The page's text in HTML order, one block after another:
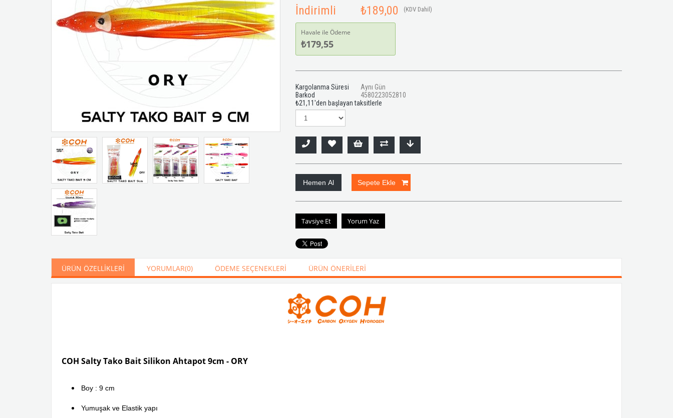
İndirimli ₺189,00 (KDV Dahil)
Havale ile Ödeme
₺179,55
Kargolanma Süresi
Aynı Gün
Barkod
4580223052810
₺21,11'den başlayan taksitlerle
Tavsiye Et Yorum Yaz
ÜRÜN ÖZELLIKLERI YORUMLAR(0) ÖDEME SEÇENEKLERI ÜRÜN ÖNERILERI
COH Salty Tako Bait Silikon Ahtapot 9cm - ORY
Boy : 9 cm
Yumuşak ve Elastik yapı